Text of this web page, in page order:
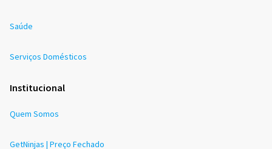
Saúde
Serviços Domésticos
Institucional
Quem Somos
GetNinjas | Preço Fechado